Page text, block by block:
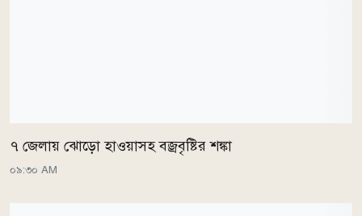
৭ জেলায় ঝোড়ো হাওয়াসহ বজ্রবৃষ্টির শঙ্কা
০৯:৩০ AM